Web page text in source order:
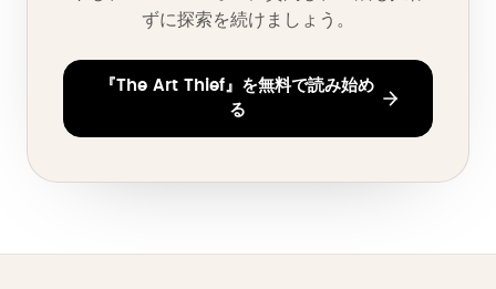
ずに探索を続けましょう。
『The Art Thief』を無料で読み始め
る